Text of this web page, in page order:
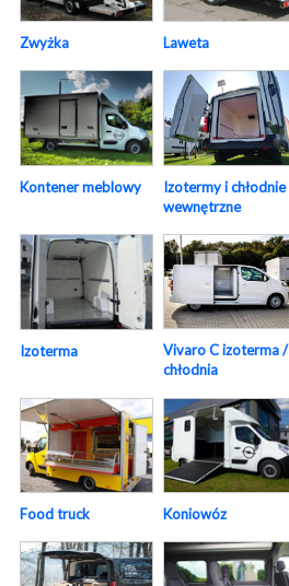
Zwyżka Laweta
Kontener meblowy
Izotermy i chłodnie
wewnętrzne
Izoterma
Vivaro C izoterma /
chłodnia
Food truck Koniowóz